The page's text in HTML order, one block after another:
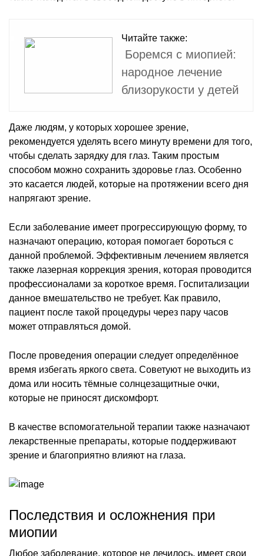
Читайте также:
Боремся с миопией:
народное лечение
близорукости у детей
Даже людям, у которых хорошее зрение,
рекомендуется уделять всего минуту времени для того,
чтобы сделать зарядку для глаз. Таким простым
способом можно сохранить здоровье глаз. Особенно
это касается людей, которые на протяжении всего дня
напрягают зрение.
Если заболевание имеет прогрессирующую форму, то
назначают операцию, которая помогает бороться с
данной проблемой. Эффективным лечением является
также лазерная коррекция зрения, которая проводится
профессионалами за короткое время. Госпитализации
данное вмешательство не требует. Как правило,
пациент после такой процедуры через пару часов
может отправляться домой.
После проведения операции следует определённое
время избегать яркого света. Советуют не выходить из
дома или носить тёмные солнцезащитные очки,
которые не приносят дискомфорт.
В качестве вспомогательной терапии также назначают
лекарственные препараты, которые поддерживают
зрение и благоприятно влияют на глаза.
Последствия и осложнения при
миопии
Любое заболевание, которое не лечилось, имеет свои